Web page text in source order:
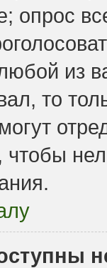
опрос
из
то
чтобы